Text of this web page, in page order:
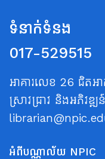
ទំនាក់ទំនង
017-529515
អាគារលេខ 26 ជិតអ
ស្រាវជ្រាវ និងអភិវឌ្ឍ
អំពីបណ្ណាល័យ NPIC